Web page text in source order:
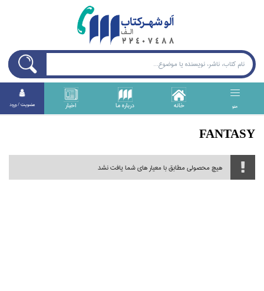
منو خانه درباره ما اخبار عضويت / ورود
FANTASY
هیچ محصولی مطابق با معیار های شما یافت نشد